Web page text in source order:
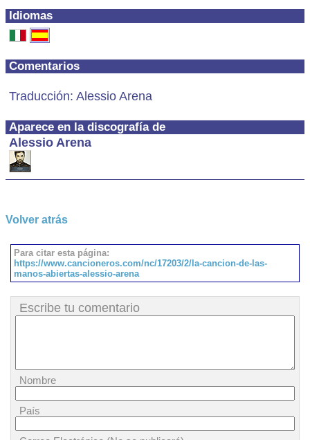
Idiomas
Comentarios
Traducción: Alessio Arena
Aparece en la discografía de
Alessio Arena
Volver atrás
Para citar esta página:
https://www.cancioneros.com/nc/17203/2/la-cancion-de-las-
manos-abiertas-alessio-arena
Escribe tu comentario
Nombre
País